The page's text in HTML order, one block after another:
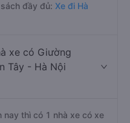
đầy đủ: Xe đi Hà
xe có Giường
Tây - Hà Nội
nay thì có 1 nhà xe có xe